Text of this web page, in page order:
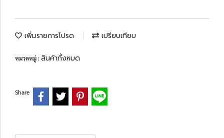
เพิ่มรายการโปรด เปรียบเทียบ
หมวดหมู่ :สินค้าทั้งหมด
Share